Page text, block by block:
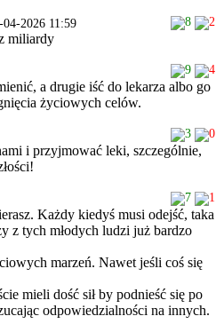
2026 11:59 8 2
miliardy
9 4
a drugie iść do lekarza albo go
życiowych celów.
3 0
i przyjmować leki, szczególnie,
7 1
Każdy kiedyś musi odejść, taka
z tych młodych ludzi już bardzo
marzeń. Nawet jeśli coś się
mieli dość sił by podnieść się po
odpowiedzialności na innych.